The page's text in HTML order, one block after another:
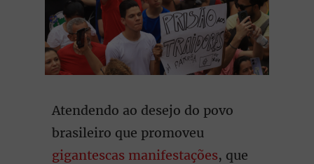
Atendendo ao desejo do povo
brasileiro que promoveu
gigantescas manifestações, que